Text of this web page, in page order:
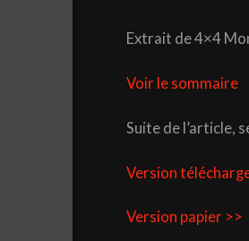
Extrait de 4×4
Voir le sommaire
Suite de l’article,
Version
Version papier >>